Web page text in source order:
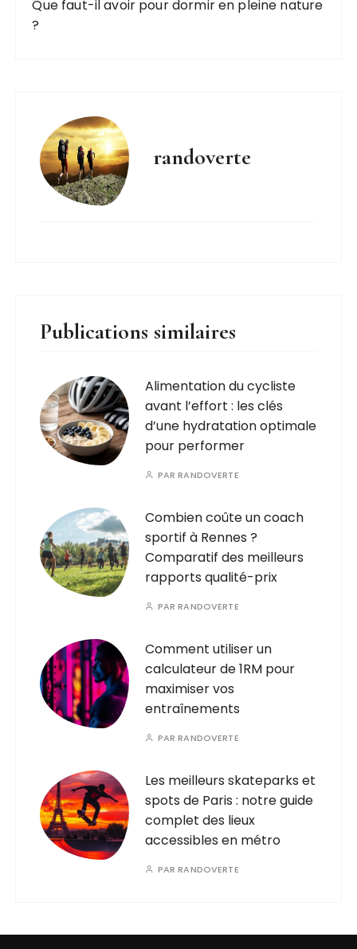
Que faut-il avoir pour dormir en pleine nature
?
randoverte
Publications similaires
Alimentation du cycliste
avant l’effort : les clés
d’une hydratation optimale
pour performer
PARRANDOVERTE
Combien coûte un coach
sportif à Rennes ?
Comparatif des meilleurs
rapports qualité-prix
PARRANDOVERTE
Comment utiliser un
calculateur de 1RM pour
maximiser vos
entraînements
PARRANDOVERTE
Les meilleurs skateparks et
spots de Paris : notre guide
complet des lieux
accessibles en métro
PARRANDOVERTE